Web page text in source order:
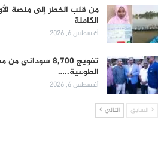
من قلب الخطر إلى منصة
الكاملة
أغسطس 6, 2026
تفويج 8,700
الطوعية..…
أغسطس 6, 2026
السابق التالي